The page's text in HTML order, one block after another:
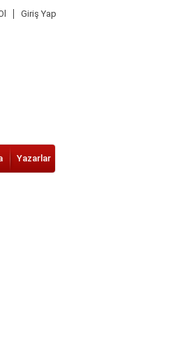
Giriş Yap
Yazarlar